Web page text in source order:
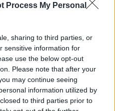
Process My Personal
sharing to third parties, or
sensitive information for
use the below opt-out
Please note that after your
may continue seeing
information utilized by
to third parties prior to
Rusă
aceste proiecte,
zona energetică, nu
deranjate de
Nu este nici al
Neagră, care vor